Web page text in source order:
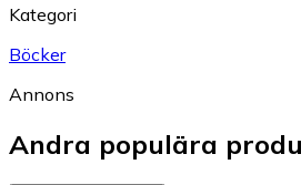
Kategori
Böcker
Annons
Andra populära